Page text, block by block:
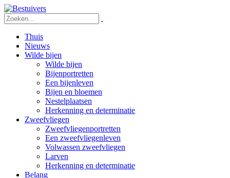
Thuis
Nieuws
Wilde bijen
Wilde bijen
Bijenportretten
Een bijenleven
Bijen en bloemen
Nestelplaatsen
Herkenning en determinatie
Zweefvliegen
Zweefvliegenportretten
Een zweefvliegenleven
Volwassen zweefvliegen
Larven
Herkenning en determinatie
Belang